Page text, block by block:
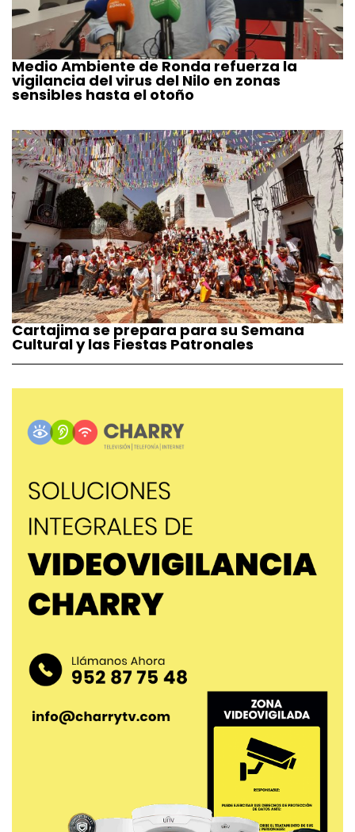
Medio Ambiente de Ronda refuerza la
vigilancia del virus del Nilo en zonas
sensibles hasta el otoño
Cartajima se prepara para su Semana
Cultural y las Fiestas Patronales